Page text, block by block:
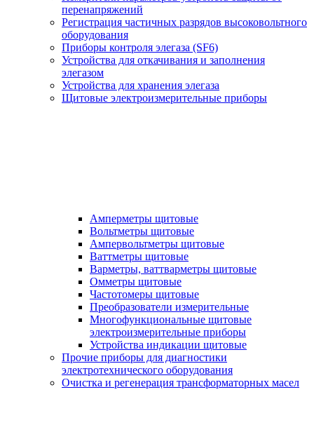
перенапряжений
Регистрация частичных разрядов высоковольтного
оборудования
Приборы контроля элегаза (SF6)
Устройства для откачивания и заполнения
элегазом
Устройства для хранения элегаза
Щитовые электроизмерительные приборы
Амперметры щитовые
Вольтметры щитовые
Ампервольтметры щитовые
Ваттметры щитовые
Варметры, ваттварметры щитовые
Омметры щитовые
Частотомеры щитовые
Преобразователи измерительные
Многофункциональные щитовые
электроизмерительные приборы
Устройства индикации щитовые
Прочие приборы для диагностики
электротехнического оборудования
Очистка и регенерация трансформаторных масел